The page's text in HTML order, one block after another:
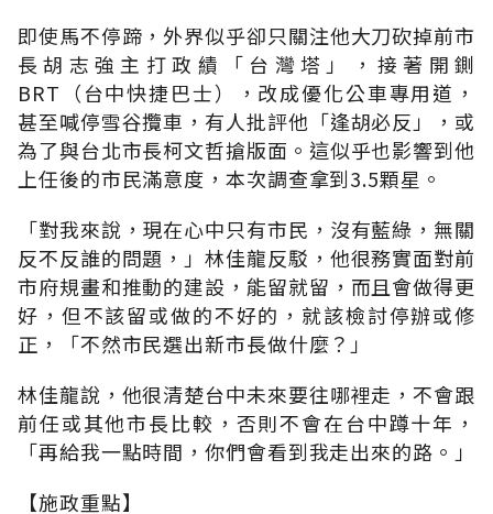
即使馬不停蹄，外界似乎卻只關注他大刀砍掉前市
長胡志強主打政績「台灣塔」，接著開鍘
BRT（台中快捷巴士），改成優化公車專用道，
甚至喊停雪谷攬車，有人批評他「逢胡必反」，或
為了與台北市長柯文哲搶版面。這似乎也影響到他
上任後的市民滿意度，本次調查拿到3.5顆星。
「對我來說，現在心中只有市民，沒有藍綠，無關
反不反誰的問題，」林佳龍反駁，他很務實面對前
市府規畫和推動的建設，能留就留，而且會做得更
好，但不該留或做的不好的，就該檢討停辦或修
正，「不然市民選出新市長做什麼？」
林佳龍說，他很清楚台中未來要往哪裡走，不會跟
前任或其他市長比較，否則不會在台中蹲十年，
「再給我一點時間，你們會看到我走出來的路。」
【施政重點】